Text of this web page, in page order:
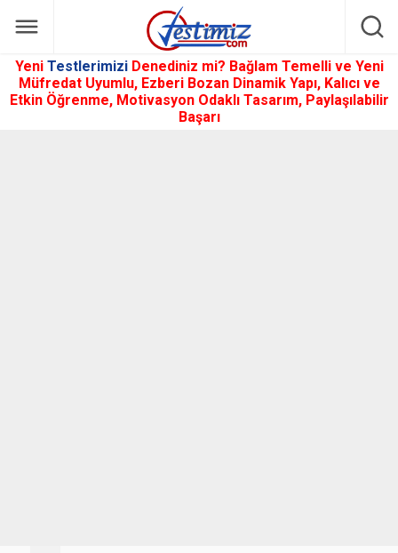
Yeni Testlerimizi Denediniz mi? Bağlam Temelli ve Yeni
Müfredat Uyumlu, Ezberi Bozan Dinamik Yapı, Kalıcı ve
Etkin Öğrenme, Motivasyon Odaklı Tasarım, Paylaşılabilir
Başarı